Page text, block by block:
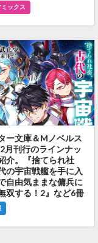
ミックス
ー文庫＆Mノベルス
月刊行のラインナッ
介。『捨てられ社
の宇宙戦艦を手に入
自由気ままな傭兵に
双する！2』など6冊